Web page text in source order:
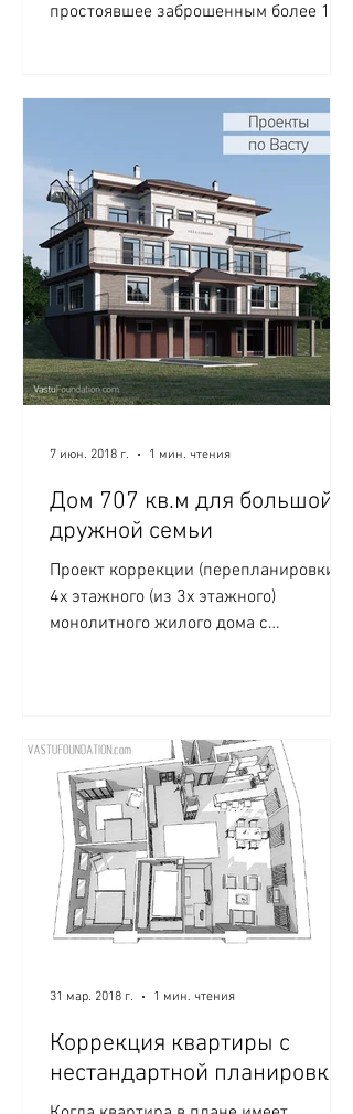
простоявшее заброшенным более 10
Дом 707 кв.м для большой и
дружной семьи
Проект коррекции (перепланировки)
4х этажного (из 3х этажного)
монолитного жилого дома с
7 июн. 2018 г. 1 мин. чтения
Коррекция квартиры с
нестандартной планировкой
31 мар. 2018 г. 1 мин. чтения